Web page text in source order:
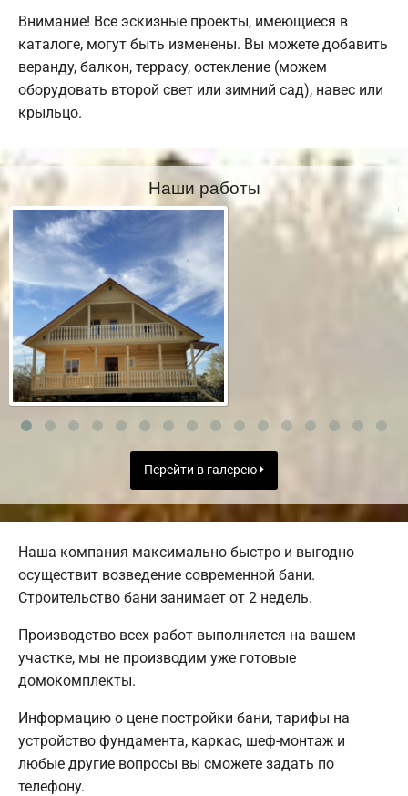
Внимание! Все эскизные проекты, имеющиеся в
каталоге, могут быть изменены. Вы можете добавить
веранду, балкон, террасу, остекление (можем
оборудовать второй свет или зимний сад), навес или
крыльцо.
Наши работы
Перейти в галерею
Наша компания максимально быстро и выгодно
осуществит возведение современной бани.
Строительство бани занимает от 2 недель.
Производство всех работ выполняется на вашем
участке, мы не производим уже готовые
домокомплекты.
Информацию о цене постройки бани, тарифы на
устройство фундамента, каркас, шеф-монтаж и
любые другие вопросы вы сможете задать по
телефону.